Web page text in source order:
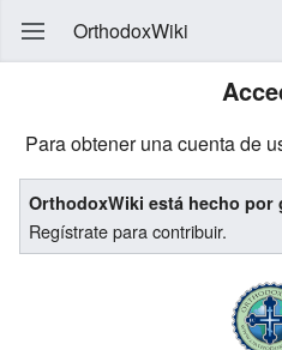
OrthodoxWiki
Para obtener una cuenta de
OrthodoxWiki está hecho por
Regístrate para contribuir.